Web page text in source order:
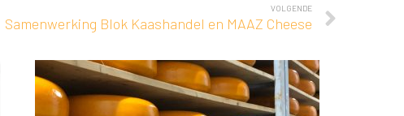
VOLGENDE
Samenwerking Blok Kaashandel en MAAZ Cheese